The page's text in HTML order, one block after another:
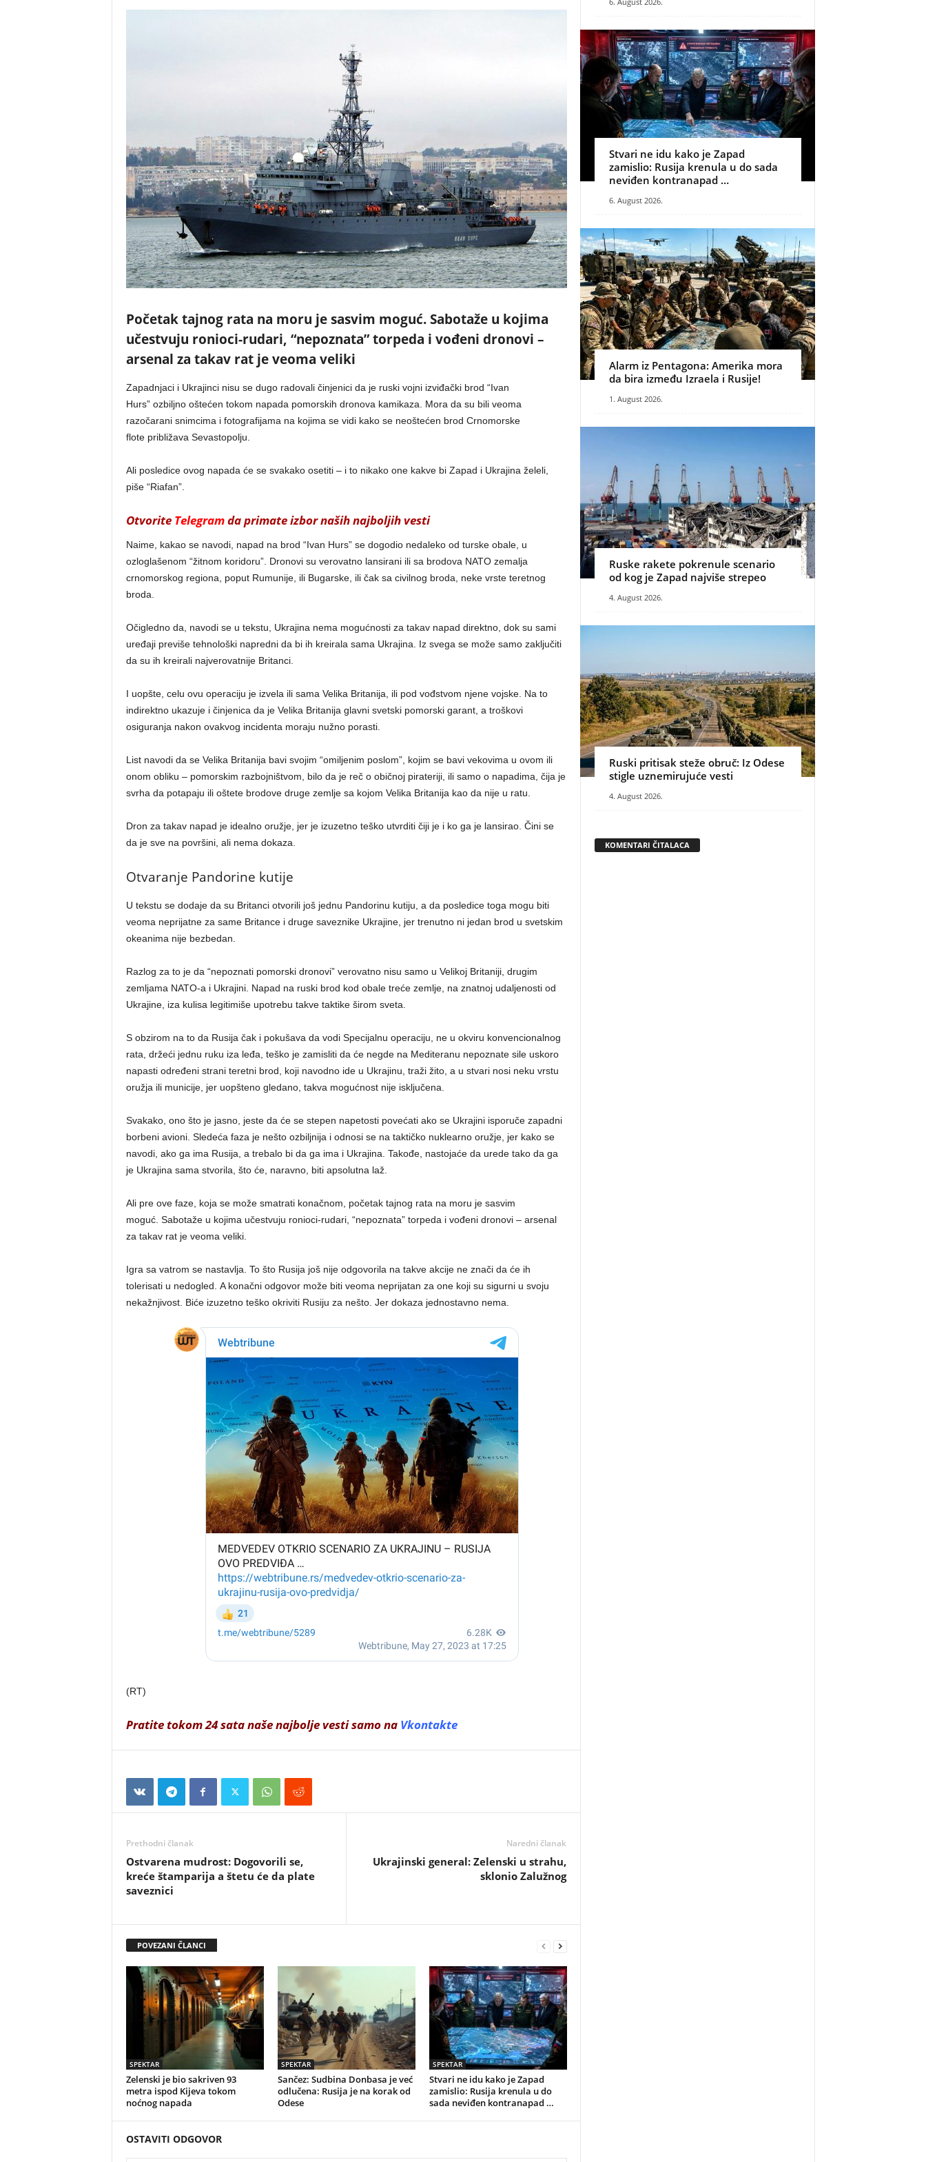
Početak tajnog rata na moru je sasvim moguć. Sabotaže u kojima
učestvuju ronioci-rudari, “nepoznata” torpeda i vođeni dronovi –
arsenal za takav rat je veoma veliki
Zapadnjaci i Ukrajinci nisu se dugo radovali činjenici da je ruski vojni izviđački brod “Ivan
Hurs” ozbiljno oštećen tokom napada pomorskih dronova kamikaza. Mora da su bili veoma
razočarani snimcima i fotografijama na kojima se vidi kako se neoštećen brod Crnomorske
flote približava Sevastopolju.
Ali posledice ovog napada će se svakako osetiti – i to nikako one kakve bi Zapad i Ukrajina želeli,
piše “Riafan”.
Otvorite Telegramda primate izbor naših najboljih vesti
Naime, kakao se navodi, napad na brod “Ivan Hurs” se dogodio nedaleko od turske obale, u
ozloglašenom “žitnom koridoru”. Dronovi su verovatno lansirani ili sa brodova NATO zemalja
crnomorskog regiona, poput Rumunije, ili Bugarske, ili čak sa civilnog broda, neke vrste teretnog
broda.
Očigledno da, navodi se u tekstu, Ukrajina nema mogućnosti za takav napad direktno, dok su sami
uređaji previše tehnološki napredni da bi ih kreirala sama Ukrajina. Iz svega se može samo zaključiti
da su ih kreirali najverovatnije Britanci.
I uopšte, celu ovu operaciju je izvela ili sama Velika Britanija, ili pod vođstvom njene vojske. Na to
indirektno ukazuje i činjenica da je Velika Britanija glavni svetski pomorski garant, a troškovi
osiguranja nakon ovakvog incidenta moraju nužno porasti.
List navodi da se Velika Britanija bavi svojim “omiljenim poslom”, kojim se bavi vekovima u ovom ili
onom obliku – pomorskim razbojništvom, bilo da je reč o običnoj pirateriji, ili samo o napadima, čija je
svrha da potapaju ili oštete brodove druge zemlje sa kojom Velika Britanija kao da nije u ratu.
Dron za takav napad je idealno oružje, jer je izuzetno teško utvrditi čiji je i ko ga je lansirao. Čini se
da je sve na površini, ali nema dokaza.
Otvaranje Pandorine kutije
U tekstu se dodaje da su Britanci otvorili još jednu Pandorinu kutiju, a da posledice toga mogu biti
veoma neprijatne za same Britance i druge saveznike Ukrajine, jer trenutno ni jedan brod u svetskim
okeanima nije bezbedan.
Razlog za to je da “nepoznati pomorski dronovi” verovatno nisu samo u Velikoj Britaniji, drugim
zemljama NATO-a i Ukrajini. Napad na ruski brod kod obale treće zemlje, na znatnoj udaljenosti od
Ukrajine, iza kulisa legitimiše upotrebu takve taktike širom sveta.
S obzirom na to da Rusija čak i pokušava da vodi Specijalnu operaciju, ne u okviru konvencionalnog
rata, držeći jednu ruku iza leđa, teško je zamisliti da će negde na Mediteranu nepoznate sile uskoro
napasti određeni strani teretni brod, koji navodno ide u Ukrajinu, traži žito, a u stvari nosi neku vrstu
oružja ili municije, jer uopšteno gledano, takva mogućnost nije isključena.
Svakako, ono što je jasno, jeste da će se stepen napetosti povećati ako se Ukrajini isporuče zapadni
borbeni avioni. Sledeća faza je nešto ozbiljnija i odnosi se na taktičko nuklearno oružje, jer kako se
navodi, ako ga ima Rusija, a trebalo bi da ga ima i Ukrajina. Takođe, nastojaće da urede tako da ga
je Ukrajina sama stvorila, što će, naravno, biti apsolutna laž.
Ali pre ove faze, koja se može smatrati konačnom, početak tajnog rata na moru je sasvim
moguć. Sabotaže u kojima učestvuju ronioci-rudari, “nepoznata” torpeda i vođeni dronovi – arsenal
za takav rat je veoma veliki.
Igra sa vatrom se nastavlja. To što Rusija još nije odgovorila na takve akcije ne znači da će ih
tolerisati u nedogled. A konačni odgovor može biti veoma neprijatan za one koji su sigurni u svoju
nekažnjivost. Biće izuzetno teško okriviti Rusiju za nešto. Jer dokaza jednostavno nema.
(RT)
Pratite tokom 24 sata naše najbolje vesti samo na Vkontakte
Prethodni članak
Ostvarena mudrost: Dogovorili se,
kreće štamparija a štetu će da plate
saveznici
Naredni članak
Ukrajinski general: Zelenski u strahu,
sklonio Zalužnog
POVEZANI ČLANCI
SPEKTAR
Zelenski je bio sakriven 93
metra ispod Kijeva tokom
noćnog napada
SPEKTAR
Sančez: Sudbina Donbasa je već
odlučena: Rusija je na korak od
Odese
SPEKTAR
Stvari ne idu kako je Zapad
zamislio: Rusija krenula u do
sada neviđen kontranapad …
OSTAVITI ODGOVOR
Stvari ne idu kako je Zapad
zamislio: Rusija krenula u do sada
neviđen kontranapad …
6. August 2026.
Alarm iz Pentagona: Amerika mora
da bira između Izraela i Rusije!
1. August 2026.
Ruske rakete pokrenule scenario
od kog je Zapad najviše strepeo
4. August 2026.
Ruski pritisak steže obruč: Iz Odese
stigle uznemirujuće vesti
4. August 2026.
KOMENTARI ČITALACA